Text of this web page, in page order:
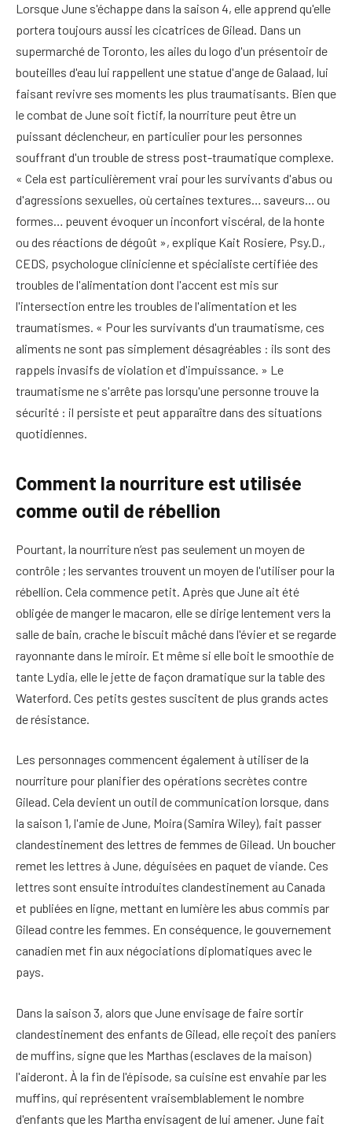
Lorsque June s'échappe dans la saison 4, elle apprend qu'elle
portera toujours aussi les cicatrices de Gilead. Dans un
supermarché de Toronto, les ailes du logo d'un présentoir de
bouteilles d'eau lui rappellent une statue d'ange de Galaad, lui
faisant revivre ses moments les plus traumatisants. Bien que
le combat de June soit fictif, la nourriture peut être un
puissant déclencheur, en particulier pour les personnes
souffrant d'un trouble de stress post-traumatique complexe.
« Cela est particulièrement vrai pour les survivants d'abus ou
d'agressions sexuelles, où certaines textures… saveurs… ou
formes… peuvent évoquer un inconfort viscéral, de la honte
ou des réactions de dégoût », explique Kait Rosiere, Psy.D.,
CEDS, psychologue clinicienne et spécialiste certifiée des
troubles de l'alimentation dont l'accent est mis sur
l'intersection entre les troubles de l'alimentation et les
traumatismes. « Pour les survivants d'un traumatisme, ces
aliments ne sont pas simplement désagréables : ils sont des
rappels invasifs de violation et d'impuissance. » Le
traumatisme ne s'arrête pas lorsqu'une personne trouve la
sécurité : il persiste et peut apparaître dans des situations
quotidiennes.
Comment la nourriture est utilisée
comme outil de rébellion
Pourtant, la nourriture n’est pas seulement un moyen de
contrôle ; les servantes trouvent un moyen de l'utiliser pour la
rébellion. Cela commence petit. Après que June ait été
obligée de manger le macaron, elle se dirige lentement vers la
salle de bain, crache le biscuit mâché dans l'évier et se regarde
rayonnante dans le miroir. Et même si elle boit le smoothie de
tante Lydia, elle le jette de façon dramatique sur la table des
Waterford. Ces petits gestes suscitent de plus grands actes
de résistance.
Les personnages commencent également à utiliser de la
nourriture pour planifier des opérations secrètes contre
Gilead. Cela devient un outil de communication lorsque, dans
la saison 1, l'amie de June, Moira (Samira Wiley), fait passer
clandestinement des lettres de femmes de Gilead. Un boucher
remet les lettres à June, déguisées en paquet de viande. Ces
lettres sont ensuite introduites clandestinement au Canada
et publiées en ligne, mettant en lumière les abus commis par
Gilead contre les femmes. En conséquence, le gouvernement
canadien met fin aux négociations diplomatiques avec le
pays.
Dans la saison 3, alors que June envisage de faire sortir
clandestinement des enfants de Gilead, elle reçoit des paniers
de muffins, signe que les Marthas (esclaves de la maison)
l'aideront. À la fin de l'épisode, sa cuisine est envahie par les
muffins, qui représentent vraisemblablement le nombre
d'enfants que les Martha envisagent de lui amener. June fait